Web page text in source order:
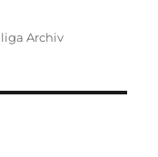
Archiv